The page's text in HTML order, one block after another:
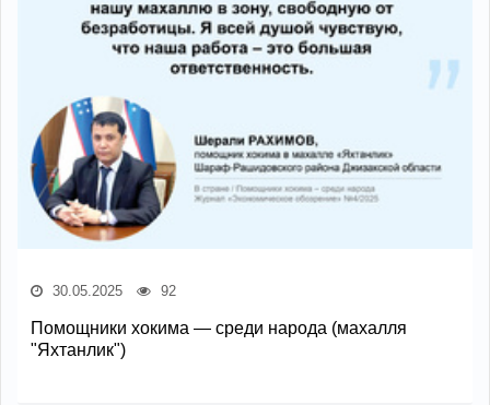
30.05.2025 92
Помощники хокима — среди народа (махалля
"Яхтанлик")